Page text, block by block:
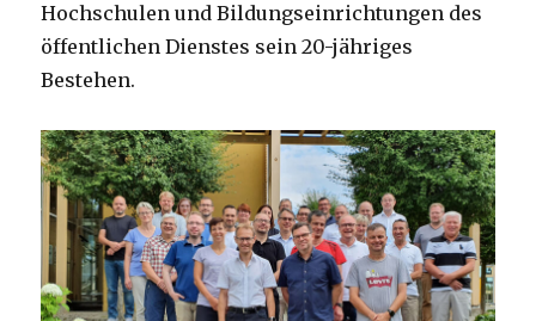
Hochschulen und Bildungseinrichtungen des
öffentlichen Dienstes sein 20-jähriges
Bestehen.